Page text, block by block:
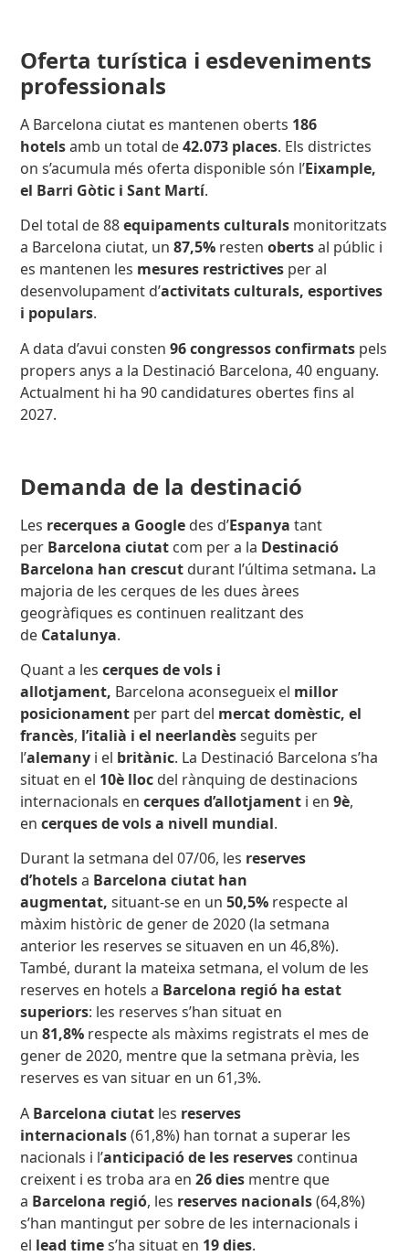
Oferta turística i esdeveniments
professionals
A Barcelona ciutat es mantenen oberts 186
hotelsamb un total de42.073 places. Els districtes
on s’acumula més oferta disponible són l’Eixample,
el Barri Gòtic i Sant Martí.
Del total de 88equipaments culturals monitoritzats
a Barcelona ciutat, un 87,5% restenobertsal públic i
es mantenen les mesures restrictives per al
desenvolupament d’activitats culturals, esportives
i populars.
A data d’avui consten96 congressos confirmats pels
propers anys a la Destinació Barcelona, 40 enguany.
Actualment hi ha 90 candidatures obertes fins al
2027.
Demanda de la destinació
Les recerques a Google des d’Espanyatant
per Barcelona ciutat com per a la Destinació
Barcelona han crescut durant l’última setmana. La
majoria de les cerques de les dues àrees
geogràfiques es continuen realitzant des
de Catalunya.
Quant a lescerques de vols i
allotjament, Barcelona aconsegueix el millor
posicionament per part del mercat domèstic, el
francès, l’italià i el neerlandèsseguits per
l’alemany i el britànic. La Destinació Barcelona s’ha
situat en el 10è lloc del rànquing de destinacions
internacionals encerques d’allotjament i en9è,
encerques de vols a nivell mundial.
Durant la setmana del 07/06, les reserves
d’hotelsa Barcelona ciutat han
augmentat,situant-se en un50,5% respecte al
màxim històric de gener de 2020 (la setmana
anterior les reserves se situaven en un 46,8%).
També, durant la mateixa setmana, el volum de les
reserves en hotels a Barcelona regió ha estat
superiors: les reserves s’han situat en
un81,8% respecte als màxims registrats el mes de
gener de 2020, mentre que la setmana prèvia, les
reserves es van situar en un 61,3%.
A Barcelona ciutat les reserves
internacionals(61,8%) han tornat a superar les
nacionals i l’anticipació de les reserves continua
creixent i es troba ara en 26 dies mentre que
a Barcelona regió, les reserves nacionals(64,8%)
s’han mantingut per sobre de les internacionals i
el lead times’ha situat en 19 dies.